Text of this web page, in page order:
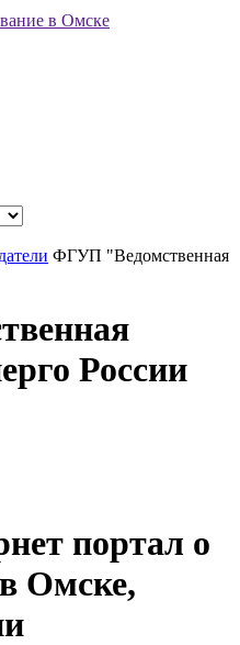
ФГУП "Ведомственная
России
портал о
Омске,